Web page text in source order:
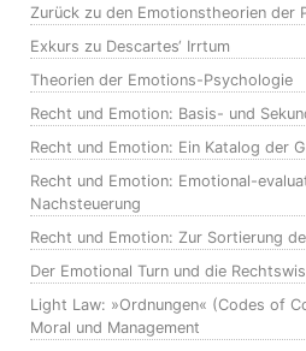
Zurück zu den Emotionstheorien der
Exkurs zu Descartes‘ Irrtum
Theorien der Emotions-Psychologie
Recht und Emotion: Basis- und
Recht und Emotion: Ein Katalog der
Recht und Emotion: Emotional-
Nachsteuerung
Recht und Emotion: Zur Sortierung
Der Emotional Turn und die
Light Law: »Ordnungen« (Codes of
Moral und Management